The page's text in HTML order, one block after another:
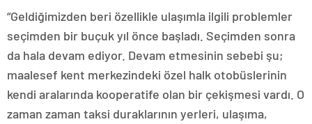
“Geldiğimizden beri özellikle ulaşımla ilgili problemler
seçimden bir buçuk yıl önce başladı. Seçimden sonra
da hala devam ediyor. Devam etmesinin sebebi şu;
maalesef kent merkezindeki özel halk otobüslerinin
kendi aralarında kooperatife olan bir çekişmesi vardı. O
zaman zaman taksi duraklarının yerleri, ulaşıma,